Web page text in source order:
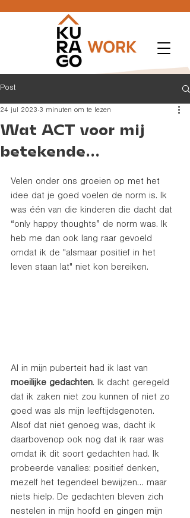
Post
Wat ACT voor mij
betekende...
24 jul 2023 3 minuten om te lezen
Velen onder ons groeien op met het
idee dat je goed voelen de norm is. Ik
was één van die kinderen die dacht dat
“only happy thoughts” de norm was. Ik
heb me dan ook lang raar gevoeld
omdat ik de "alsmaar positief in het
leven staan lat" niet kon bereiken.
Al in mijn puberteit had ik last van
moeilijke gedachten. Ik dacht geregeld
dat ik zaken niet zou kunnen of niet zo
goed was als mijn leeftijdsgenoten.
Alsof dat niet genoeg was, dacht ik
daarbovenop ook nog dat ik raar was
omdat ik dit soort gedachten had. Ik
probeerde vanalles: positief denken,
mezelf het tegendeel bewijzen… maar
niets hielp. De gedachten bleven zich
nestelen in mijn hoofd en gingen mijn